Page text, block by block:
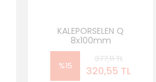
KALEPORSELEN Q
8x100mm
%15
377,11 TL
320,55 TL